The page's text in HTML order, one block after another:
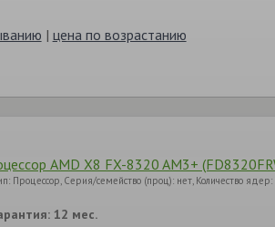
| цена по возрастанию
AMD X8 FX-8320 AM3+
Процессор, Серия/семейство (проц): нет, Количество
12 мес.